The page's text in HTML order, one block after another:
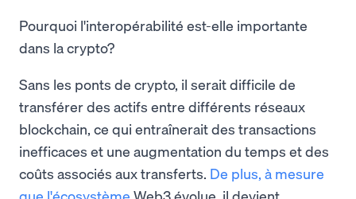
Pourquoi l'interopérabilité est-elle importante
dans la crypto?
Sans les ponts de crypto, il serait difficile de
transférer des actifs entre différents réseaux
blockchain, ce qui entraînerait des transactions
inefficaces et une augmentation du temps et des
coûts associés aux transferts. De plus, à mesure
que l'écosystème Web3 évolue, il devient